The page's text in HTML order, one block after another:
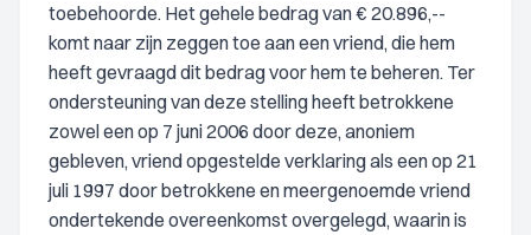
toebehoorde. Het gehele bedrag van € 20.896,--
komt naar zijn zeggen toe aan een vriend, die hem
heeft gevraagd dit bedrag voor hem te beheren. Ter
ondersteuning van deze stelling heeft betrokkene
zowel een op 7 juni 2006 door deze, anoniem
gebleven, vriend opgestelde verklaring als een op 21
juli 1997 door betrokkene en meergenoemde vriend
ondertekende overeenkomst overgelegd, waarin is